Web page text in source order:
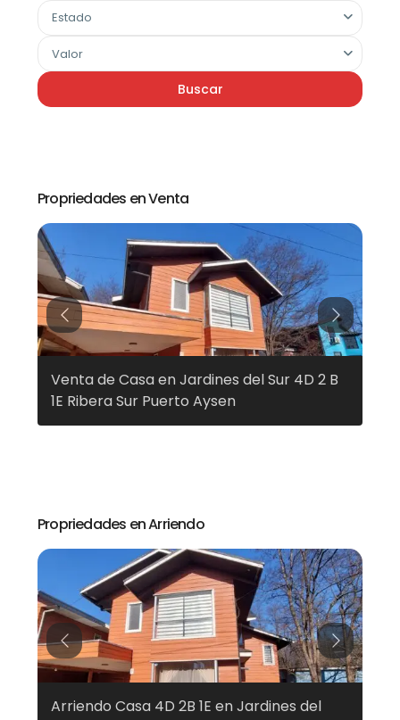
Estado
Valor
Buscar
Propriedades en Venta
Venta de Casa en Jardines del Sur 4D 2 B
1E Ribera Sur Puerto Aysen
Previous Next
Propriedades en Arriendo
Arriendo Casa 4D 2B 1E en Jardines del
Previous Next